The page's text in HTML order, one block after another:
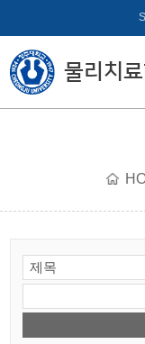
물리치